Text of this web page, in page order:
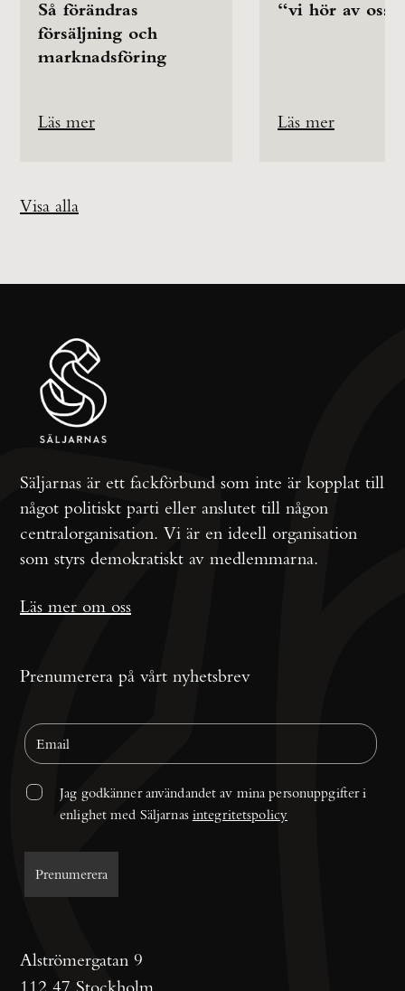
Visa alla
Så förändras
försäljning och
marknadsföring
Läs mer
“vi hör av oss”
Läs mer
Säljarnas är ett fackförbund som inte är kopplat till
något politiskt parti eller anslutet till någon
centralorganisation. Vi är en ideell organisation
som styrs demokratiskt av medlemmarna.
Läs mer om oss
Prenumerera på vårt nyhetsbrev
Jag godkänner användandet av mina personuppgifter i
enlighet med Säljarnas integritetspolicy
Alströmergatan 9